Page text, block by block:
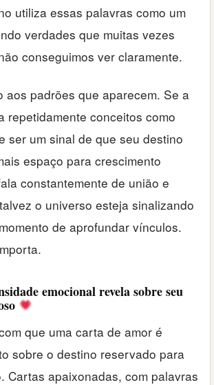
utiliza essas palavras como um
verdades que muitas vezes
conseguimos ver claramente.
aos padrões que aparecem. Se a
repetidamente conceitos como
ser um sinal de que seu destino
espaço para crescimento
constantemente de união e
o universo esteja sinalizando
de aprofundar vínculos.
emocional revela sobre seu
que uma carta de amor é
sobre o destino reservado para
Cartas apaixonadas, com palavras